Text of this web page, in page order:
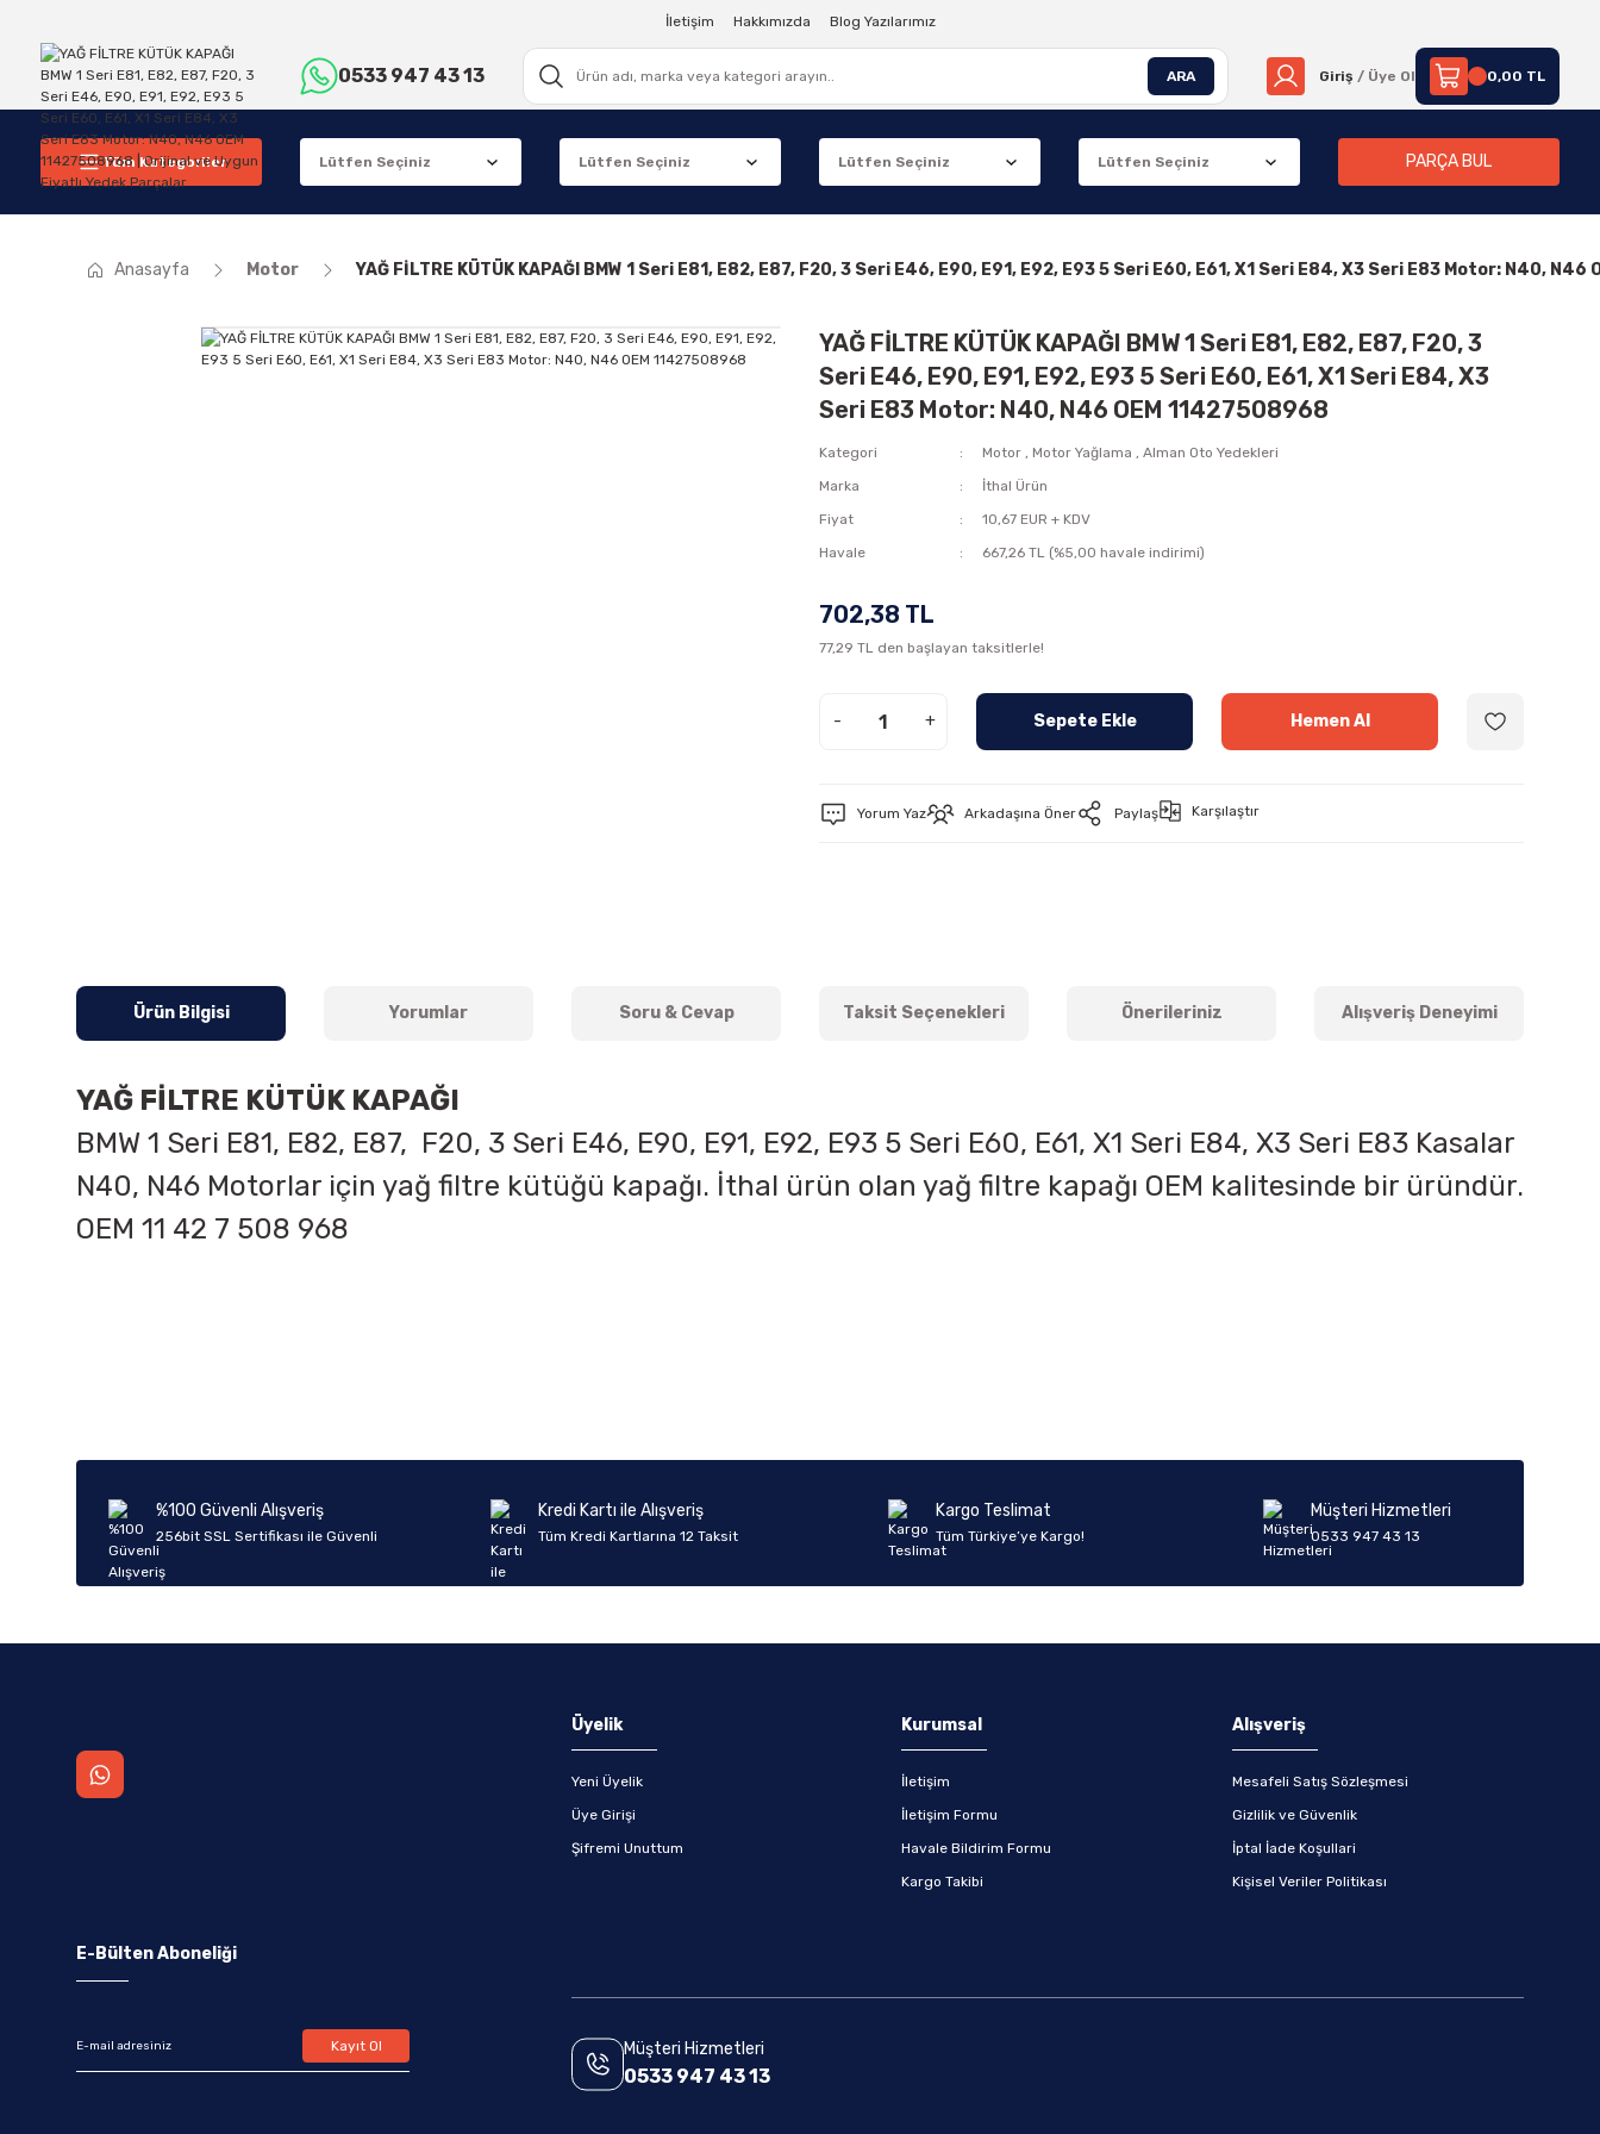
İletişim Hakkımızda Blog Yazılarımız
0533 947 43 13 ARA Giriş / Üye Ol 0,00 TL
Tüm Kategoriler PARÇA BUL
Anasayfa Motor YAĞ FİLTRE KÜTÜK KAPAĞI BMW 1 Seri E81, E82, E87, F20, 3 Seri E46, E90, E91, E92, E93 5 Seri E60, E61, X1 Seri E84, X3 Seri E83 Motor: N40, N46
YAĞ FİLTRE KÜTÜK KAPAĞI BMW 1 Seri E81, E82, E87, F20, 3
Seri E46, E90, E91, E92, E93 5 Seri E60, E61, X1 Seri E84, X3
Seri E83 Motor: N40, N46 OEM 11427508968
Kategori Motor , Motor Yağlama ,Alman Oto Yedekleri
Marka
İthal Ürün
Fiyat
10,67 EUR + KDV
Havale
667,26 TL (%5,00 havale indirimi)
702,38 TL
77,29 TL den başlayan taksitlerle!
- + Sepete Ekle Hemen Al
Yorum Yaz Arkadaşına Öner Paylaş Karşılaştır
Ürün Bilgisi Yorumlar Soru & Cevap Taksit Seçenekleri Önerileriniz Alışveriş Deneyimi
YAĞ FİLTRE KÜTÜK KAPAĞI
BMW 1 Seri E81, E82, E87, F20, 3 Seri E46, E90, E91, E92, E93 5 Seri E60, E61, X1 Seri E84, X3 Seri E83 Kasalar
N40, N46 Motorlar için yağ filtre kütüğü kapağı. İthal ürün olan yağ filtre kapağı OEM kalitesinde bir üründür.
OEM 11 42 7 508 968
Ürün fiyatı diğer sitelerden daha pahalı.
Bu ürüne benzer farklı alternatifler olmalı.
%100 Güvenli Alışveriş
256bit SSL Sertifikası ile Güvenli
Kredi Kartı ile Alışveriş
Tüm Kredi Kartlarına 12 Taksit
Kargo Teslimat
Tüm Türkiye’ye Kargo!
Müşteri Hizmetleri
0533 947 43 13
Üyelik
Yeni Üyelik
Üye Girişi
Şifremi Unuttum
Kurumsal
İletişim
İletişim Formu
Havale Bildirim Formu
Kargo Takibi
Alışveriş
Mesafeli Satış Sözleşmesi
Gizlilik ve Güvenlik
İptal İade Koşullari
Kişisel Veriler Politikası
E-Bülten Aboneliği
Kayıt Ol Müşteri Hizmetleri
0533 947 43 13